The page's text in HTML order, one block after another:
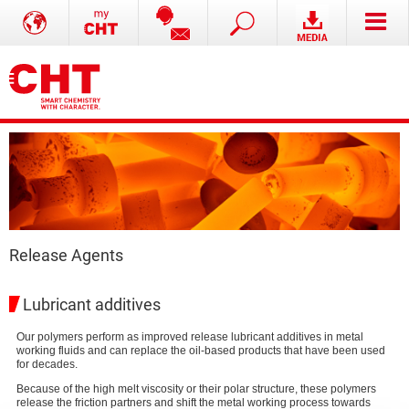
Release Agents
Lubricant additives
Our polymers perform as improved release lubricant additives in metal
working fluids and can replace the oil-based products that have been used
for decades.
Because of the high melt viscosity or their polar structure, these polymers
release the friction partners and shift the metal working process towards